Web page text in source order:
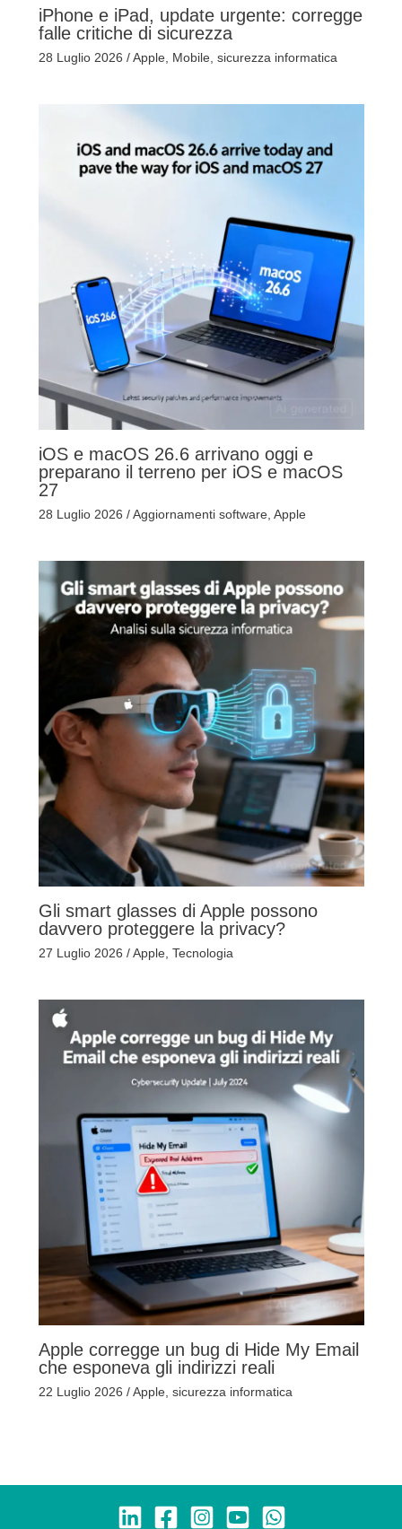
iPhone e iPad, update urgente: corregge
falle critiche di sicurezza
28 Luglio 2026 /Apple, Mobile, sicurezza informatica
iOS e macOS 26.6 arrivano oggi e
preparano il terreno per iOS e macOS
27
28 Luglio 2026 /Aggiornamenti software, Apple
Gli smart glasses di Apple possono
davvero proteggere la privacy?
27 Luglio 2026 /Apple, Tecnologia
Apple corregge un bug di Hide My Email
che esponeva gli indirizzi reali
22 Luglio 2026 /Apple, sicurezza informatica